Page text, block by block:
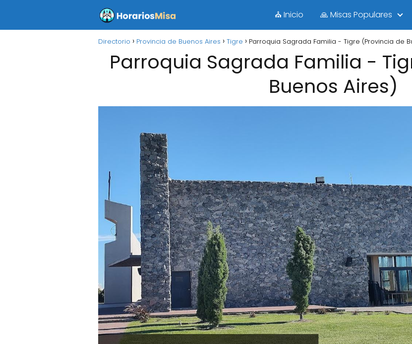
⛪ Inicio 🙏 Misas Populares
Directorio Provincia de Buenos Aires Tigre Parroquia Sagrada Familia - Tigre (Provincia de
Parroquia Sagrada Familia -
Buenos Aires)